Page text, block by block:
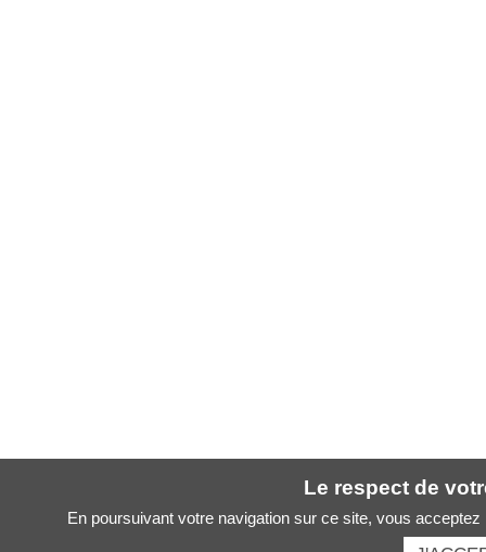
Le respect de
En poursuivant votre navigation sur ce site, vous